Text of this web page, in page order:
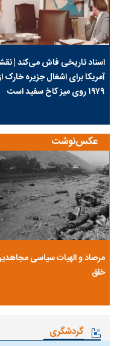
اسناد تاریخی فاش می‌کند |
آمریکا برای اشغال جزیره خارک
۱۹۷۹ روی میز کاخ سفید است
عکس‌نوشت
مرصاد و الهیات سیاسی
خلق
گردشگری